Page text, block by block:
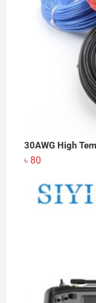
30AWG High
৳ 80